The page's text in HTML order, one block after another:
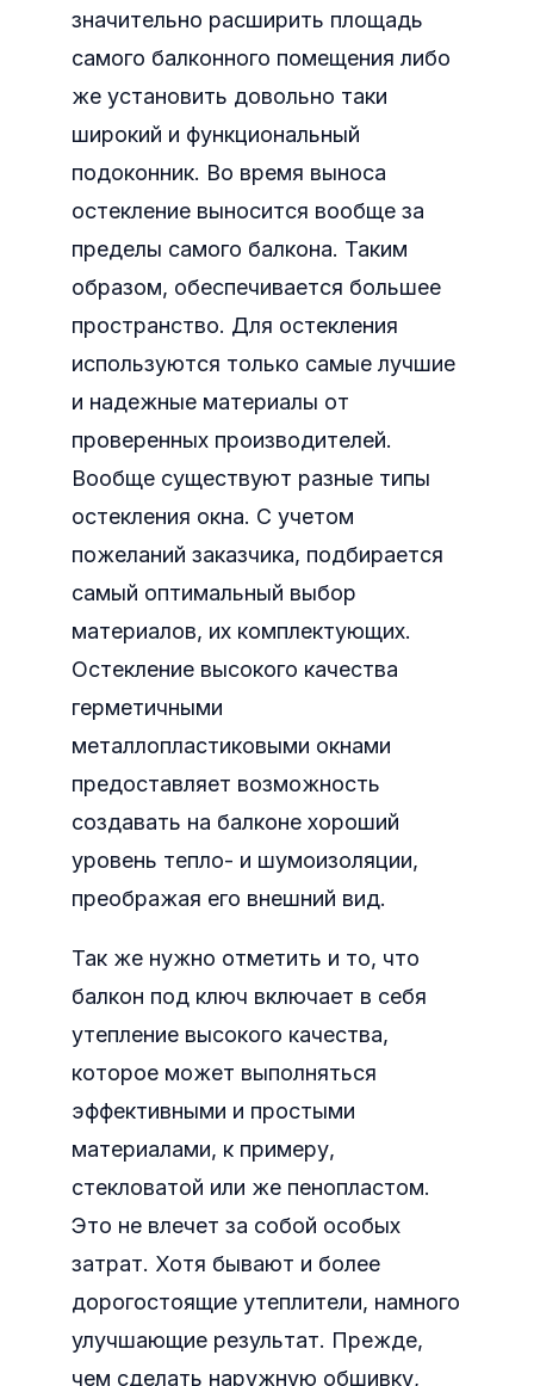
значительно расширить площадь
самого балконного помещения либо
же установить довольно таки
широкий и функциональный
подоконник. Во время выноса
остекление выносится вообще за
пределы самого балкона. Таким
образом, обеспечивается большее
пространство. Для остекления
используются только самые лучшие
и надежные материалы от
проверенных производителей.
Вообще существуют разные типы
остекления окна. С учетом
пожеланий заказчика, подбирается
самый оптимальный выбор
материалов, их комплектующих.
Остекление высокого качества
герметичными
металлопластиковыми окнами
предоставляет возможность
создавать на балконе хороший
уровень тепло- и шумоизоляции,
преображая его внешний вид.
Так же нужно отметить и то, что
балкон под ключ включает в себя
утепление высокого качества,
которое может выполняться
эффективными и простыми
материалами, к примеру,
стекловатой или же пенопластом.
Это не влечет за собой особых
затрат. Хотя бывают и более
дорогостоящие утеплители, намного
улучшающие результат. Прежде,
чем сделать наружную обшивку,